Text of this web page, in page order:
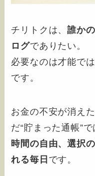
チリトクは、誰か
ログでありたい。
必要なのは才能で
です。
お金の不安が消え
だ“貯まった通帳”で
時間の自由、選択
れる毎日 です。